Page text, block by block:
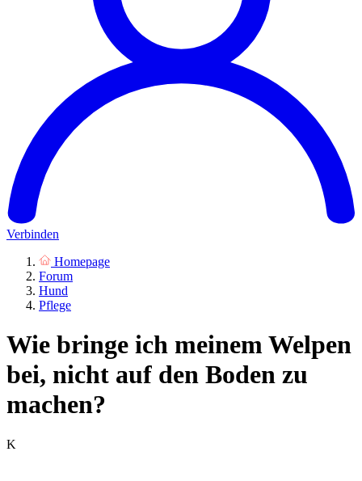
Verbinden
Homepage
Forum
Hund
Pflege
Wie bringe ich meinem Welpen
bei, nicht auf den Boden zu
machen?
K